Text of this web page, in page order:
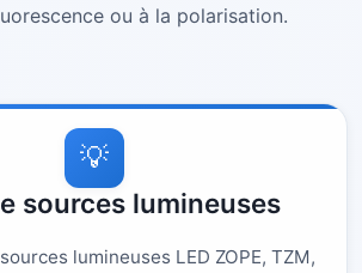
ou à la polarisation.
💡
sources lumineuses
lumineuses LED ZOPE, TZM,